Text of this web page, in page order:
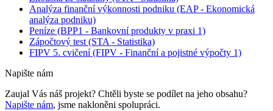
Analýza finanční výkonnosti podniku (EAP - Ekonomická
analýza podniku)
Peníze (BPP1 - Bankovní produkty v praxi 1)
Zápočtový test (STA - Statistika)
FIPV 5. cvičení (FIPV - Finanční a pojistné výpočty 1)
Napište nám
Zaujal Vás náš projekt? Chtěli byste se podílet na jeho obsahu?
Napište nám, jsme nakloněni spolupráci.